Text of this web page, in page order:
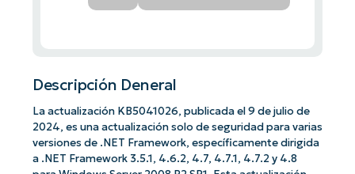
Descripción Deneral
La actualización KB5041026, publicada el 9 de julio de
2024, es una actualización solo de seguridad para varias
versiones de .NET Framework, específicamente dirigida
a .NET Framework 3.5.1, 4.6.2, 4.7, 4.7.1, 4.7.2 y 4.8